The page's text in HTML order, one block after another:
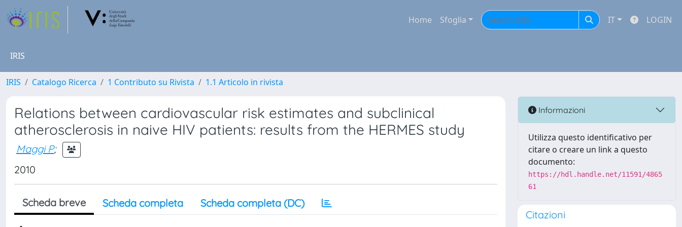
Home Sfoglia IT LOGIN
IRIS
IRIS Catalogo Ricerca 1 Contributo su Rivista 1.1 Articolo in rivista
Relations between cardiovascular risk estimates and subclinical
atherosclerosis in naive HIV patients: results from the HERMES study
Maggi P;
2010
Scheda breve Scheda completa Scheda completa (DC)
Informazioni
Utilizza questo identificativo per
citare o creare un link a questo
documento:
https://hdl.handle.net/11591/4865
61
Citazioni